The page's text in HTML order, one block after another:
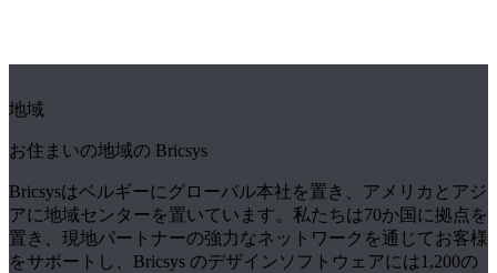
地域
お住まいの地域の Bricsys
Bricsysはベルギーにグローバル本社を置き、アメリカとアジ
アに地域センターを置いています。私たちは70か国に拠点を
置き、現地パートナーの強力なネットワークを通じてお客様
をサポートし、Bricsys のデザインソフトウェアには1,200の